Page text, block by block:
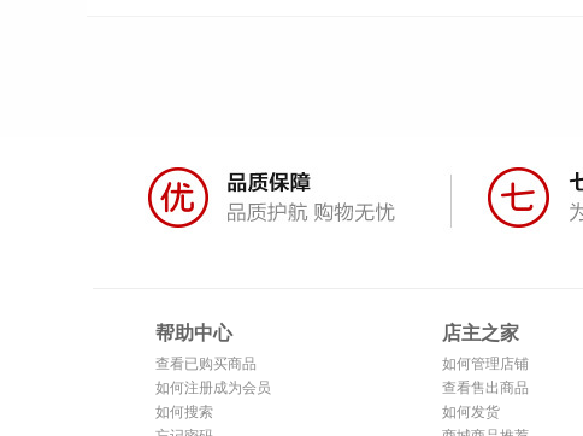
帮助中心
查看已购买商品
如何注册成为会员
如何搜索
店主之家
如何管理店铺
查看售出商品
如何发货